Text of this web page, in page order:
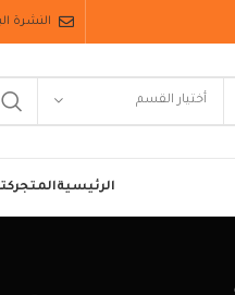
النشرة
أختيار القسم
الرئيسيةالمتجر